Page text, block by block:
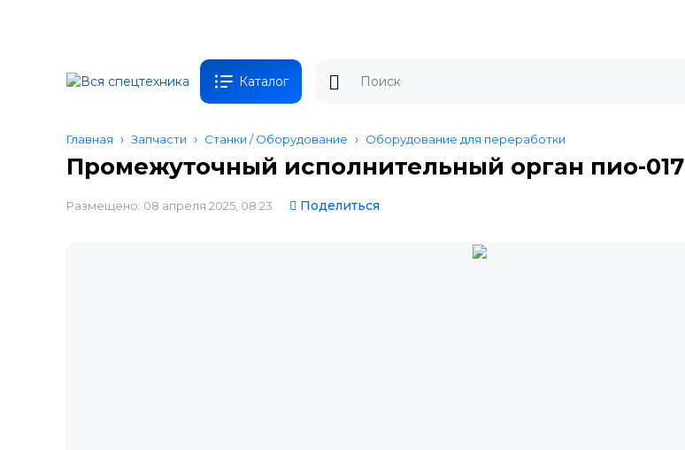
Каталог
Главная Запчасти Станки / Оборудование Оборудование для переработки
Промежуточный исполнительный орган пио-017
Размещено: 08 апреля 2025, 08:23 Поделиться